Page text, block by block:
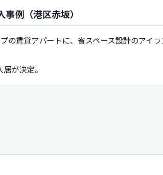
例（港区赤坂）
の賃貸アパートに、省スペース設計のアイ
が決定。